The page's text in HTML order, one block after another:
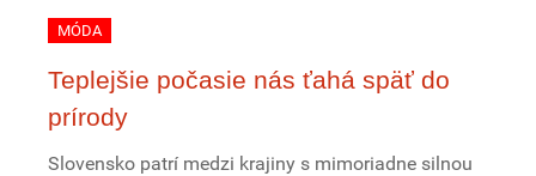
MÓDA
Teplejšie počasie nás ťahá späť do
prírody
Slovensko patrí medzi krajiny s mimoriadne silnou